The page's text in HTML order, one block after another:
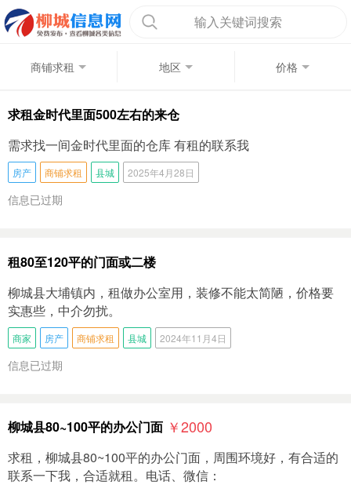
输入关键词搜索
商铺求租 地区 价格
求租金时代里面500左右的来仓
需求找一间金时代里面的仓库 有租的联系我
房产 商铺求租 县城 2025年4月28日
信息已过期
租80至120平的门面或二楼
柳城县大埔镇内，租做办公室用，装修不能太简陋，价格要
实惠些，中介勿扰。
商家 房产 商铺求租 县城 2024年11月4日
信息已过期
柳城县80~100平的办公门面 ￥2000
求租，柳城县80~100平的办公门面，周围环境好，有合适的
联系一下我，合适就租。电话、微信：